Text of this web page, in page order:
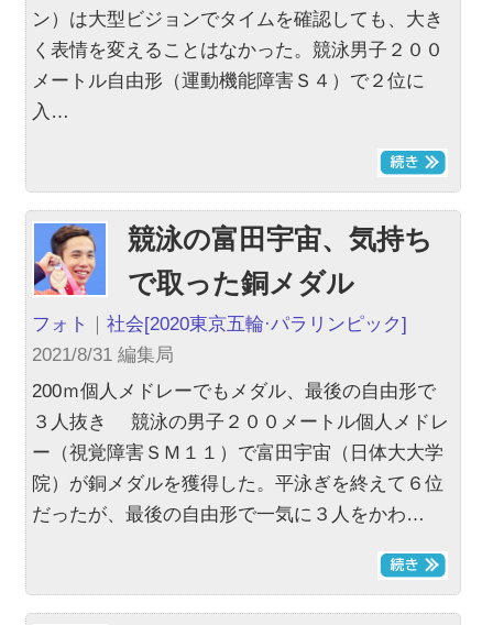
ン）は大型ビジョンでタイムを確認しても、大き
く表情を変えることはなかった。競泳男子２００
メートル自由形（運動機能障害Ｓ４）で２位に
入…
競泳の富田宇宙、気持ち
で取った銅メダル
フォト ｜社会[2020東京五輪·パラリンピック]
2021/8/31 編集局
200ｍ個人メドレーでもメダル、最後の自由形で
３人抜き 競泳の男子２００メートル個人メドレ
ー（視覚障害ＳＭ１１）で富田宇宙（日体大大学
院）が銅メダルを獲得した。平泳ぎを終えて６位
だったが、最後の自由形で一気に３人をかわ…